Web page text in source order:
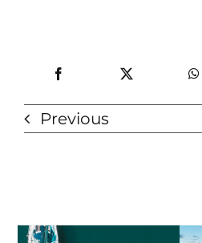
Previous